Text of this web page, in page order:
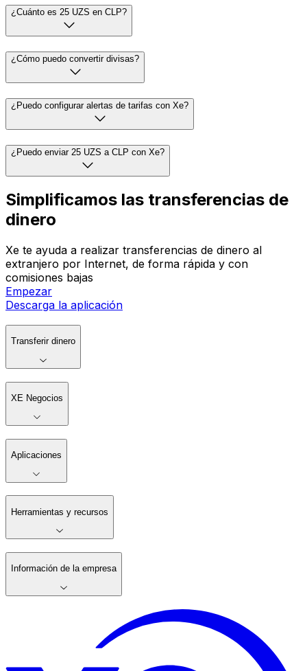
¿Cuánto es 25 UZS en CLP?
¿Cómo puedo convertir divisas?
¿Puedo configurar alertas de tarifas con Xe?
¿Puedo enviar 25 UZS a CLP con Xe?
Simplificamos las transferencias de
dinero
Xe te ayuda a realizar transferencias de dinero al
extranjero por Internet, de forma rápida y con
comisiones bajas
Empezar
Descarga la aplicación
Transferir dinero
XE Negocios
Aplicaciones
Herramientas y recursos
Información de la empresa